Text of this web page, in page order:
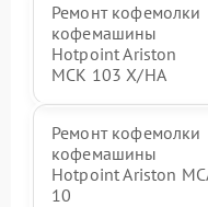
Ремонт кофемолки
кофемашины
Hotpoint Ariston
MCK 103 X/HA
Ремонт кофемолки
кофемашины
Hotpoint Ariston
10